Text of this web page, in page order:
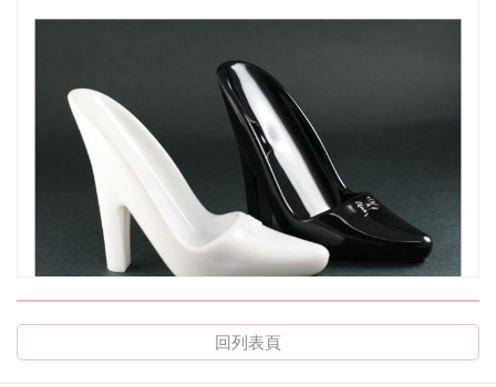
CO-135 高跟鞋
回列表頁